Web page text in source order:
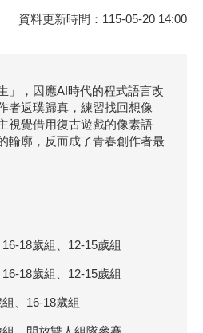
」，因應AI時代的程式語言改
者返璞歸真，練習找回想像
視覺借用復古遊戲的像素語
輪廓，反而成了青春創作者最
18歲組、12-15歲組
、16-18歲組
，開放雙人組隊參賽。